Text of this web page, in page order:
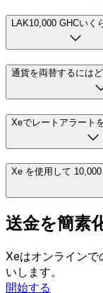
LAK10,000 GHCいく
通貨を両替するには
Xeでレートアラート
Xe を使用して
送金を簡素
Xeはオンラインで
いします。
開始する